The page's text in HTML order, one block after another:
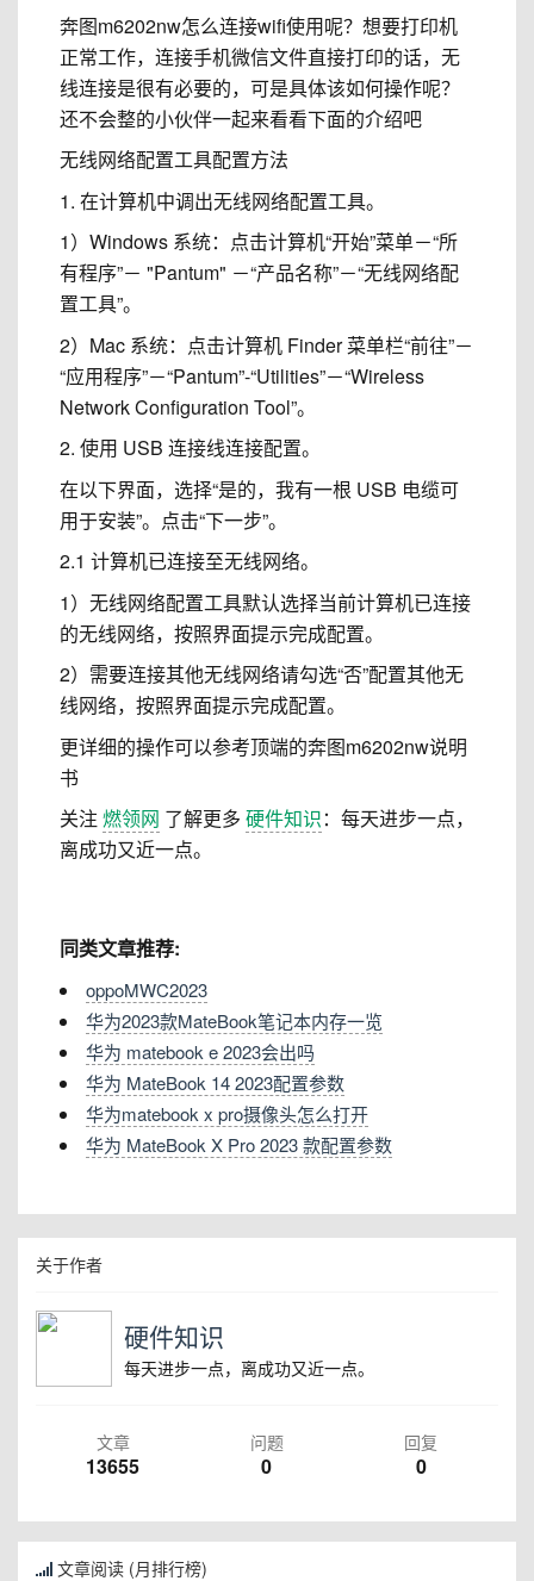
奔图m6202nw怎么连接wifi使用呢？想要打印机
正常工作，连接手机微信文件直接打印的话，无
线连接是很有必要的，可是具体该如何操作呢？
还不会整的小伙伴一起来看看下面的介绍吧
无线网络配置工具配置方法
1. 在计算机中调出无线网络配置工具。
1）Windows 系统：点击计算机“开始”菜单－“所
有程序”－ "Pantum" －“产品名称”－“无线网络配
置工具”。
2）Mac 系统：点击计算机 Finder 菜单栏“前往”－
“应用程序”－“Pantum”-“Utilities”－“Wireless
Network Configuration Tool”。
2. 使用 USB 连接线连接配置。
在以下界面，选择“是的，我有一根 USB 电缆可
用于安装”。点击“下一步”。
2.1 计算机已连接至无线网络。
1）无线网络配置工具默认选择当前计算机已连接
的无线网络，按照界面提示完成配置。
2）需要连接其他无线网络请勾选“否”配置其他无
线网络，按照界面提示完成配置。
更详细的操作可以参考顶端的奔图m6202nw说明
书
关注 燃领网 了解更多 硬件知识：每天进步一点，
离成功又近一点。
同类文章推荐:
oppoMWC2023
华为2023款MateBook笔记本内存一览
华为 matebook e 2023会出吗
华为 MateBook 14 2023配置参数
华为matebook x pro摄像头怎么打开
华为 MateBook X Pro 2023 款配置参数
关于作者
硬件知识
每天进步一点，离成功又近一点。
文章
13655
问题
0
回复
0
文章阅读 (月排行榜)